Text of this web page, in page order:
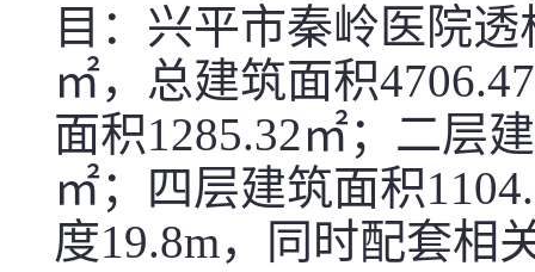
目：兴平市秦岭医院
㎡，总建筑面积
面积1285.32㎡；二层
㎡；四层建筑面积
度19.8m，同时配套相